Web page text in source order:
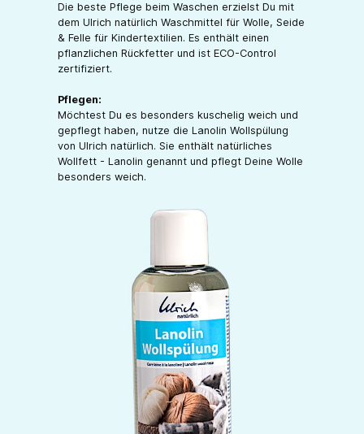
Die beste Pflege beim Waschen erzielst Du mit
dem Ulrich natürlich Waschmittel für Wolle, Seide
& Felle für Kindertextilien. Es enthält einen
pflanzlichen Rückfetter und ist ECO-Control
zertifiziert.
Pflegen:
Möchtest Du es besonders kuschelig weich und
gepflegt haben, nutze die Lanolin Wollspülung
von Ulrich natürlich. Sie enthält natürliches
Wollfett - Lanolin genannt und pflegt Deine Wolle
besonders weich.